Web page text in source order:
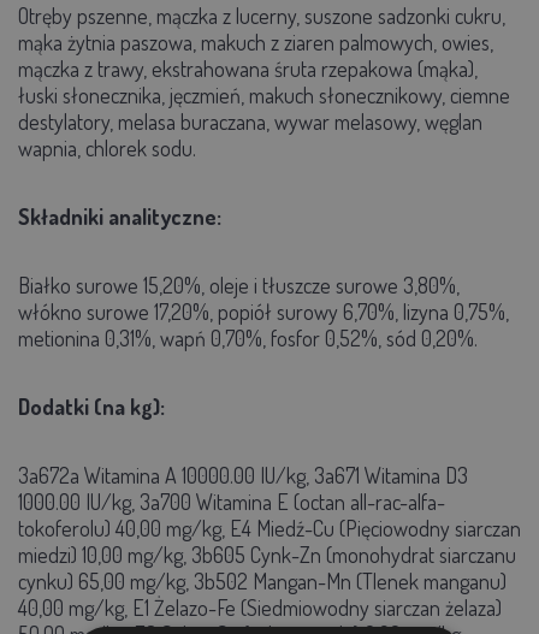
Otręby pszenne, mączka z lucerny, suszone sadzonki cukru,
mąka żytnia paszowa, makuch z ziaren palmowych, owies,
mączka z trawy, ekstrahowana śruta rzepakowa (mąka),
łuski słonecznika, jęczmień, makuch słonecznikowy, ciemne
destylatory, melasa buraczana, wywar melasowy, węglan
wapnia, chlorek sodu.
Składniki analityczne:
Białko surowe 15,20%, oleje i tłuszcze surowe 3,80%,
włókno surowe 17,20%, popiół surowy 6,70%, lizyna 0,75%,
metionina 0,31%, wapń 0,70%, fosfor 0,52%, sód 0,20%.
Dodatki (na kg):
3a672a Witamina A 10000.00 IU/kg, 3a671 Witamina D3
1000.00 IU/kg, 3a700 Witamina E (octan all-rac-alfa-
tokoferolu) 40,00 mg/kg, E4 Miedź-Cu (Pięciowodny siarczan
miedzi) 10,00 mg/kg, 3b605 Cynk-Zn (monohydrat siarczanu
cynku) 65,00 mg/kg, 3b502 Mangan-Mn (Tlenek manganu)
40,00 mg/kg, E1 Żelazo-Fe (Siedmiowodny siarczan żelaza)